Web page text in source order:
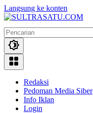
Langsung ke konten
Redaksi
Pedoman Media Siber
Info Iklan
Login